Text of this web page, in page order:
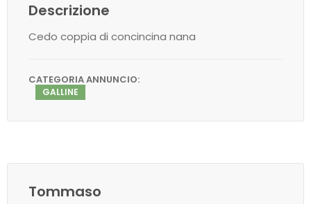
Descrizione
Cedo coppia di concincina nana
CATEGORIA ANNUNCIO:
GALLINE
Tommaso